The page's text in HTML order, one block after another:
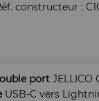
constructeur :
port JELLICO
USB-C vers